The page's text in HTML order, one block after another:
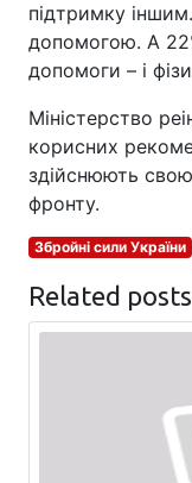
підтримку
допомогою. А
допомоги – і
Міністерство
корисних
здійснюють свою
фронту.
Збройні сили України
Related posts